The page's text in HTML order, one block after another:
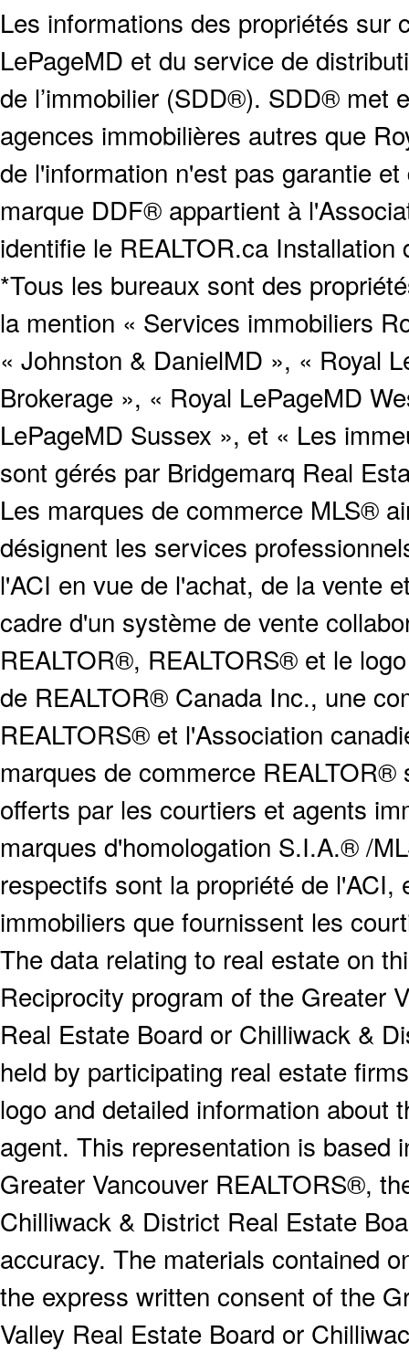
Les informations des propriétés sur
LePageMD et du service de
de l’immobilier (SDD®). SDD® met
agences immobilières autres que
de l'information n'est pas garantie
marque DDF® appartient à
identifie le REALTOR.ca
*Tous les bureaux sont des
la mention « Services immobiliers
« Johnston & DanielMD », « Royal
Brokerage », « Royal LePageMD
LePageMD Sussex », et « Les
sont gérés par Bridgemarq Real
Les marques de commerce MLS®
désignent les services
l'ACI en vue de l'achat, de la vente
cadre d'un système de vente
REALTOR®, REALTORS® et le
de REALTOR® Canada Inc., une
REALTORS® et l'Association
marques de commerce
offerts par les courtiers et agents
marques d'homologation S.I.A.® /
respectifs sont la propriété de
immobiliers que fournissent les
The data relating to real estate on
Reciprocity program of the Greater
Real Estate Board or Chilliwack &
held by participating real estate
logo and detailed information about
agent. This representation is based
Greater Vancouver REALTORS®,
Chilliwack & District Real Estate
accuracy. The materials contained
the express written consent of the
Valley Real Estate Board or